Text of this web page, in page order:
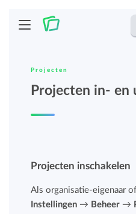
Projecten
Projecten in- en
Projecten inschakelen
Als organisatie-eigenaar
Instellingen → Beheer →